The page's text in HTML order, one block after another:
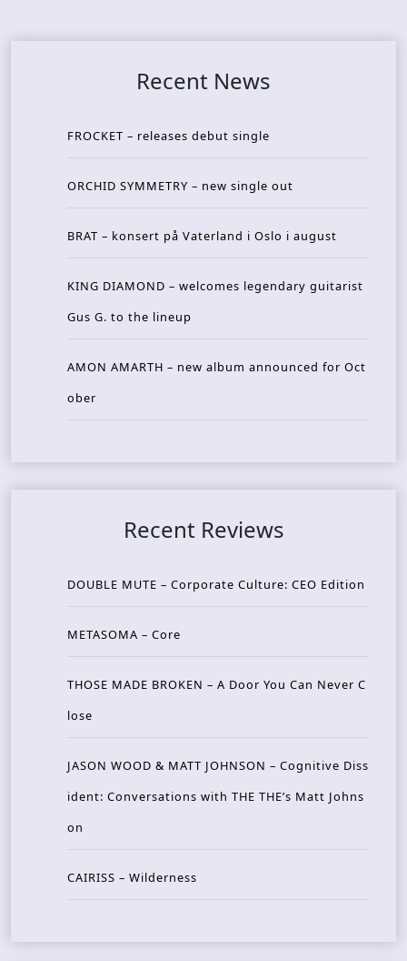
Recent News
FROCKET – releases debut single
ORCHID SYMMETRY – new single out
BRAT – konsert på Vaterland i Oslo i august
KING DIAMOND – welcomes legendary guitarist
Gus G. to the lineup
AMON AMARTH – new album announced for Oct
ober
Recent Reviews
DOUBLE MUTE – Corporate Culture: CEO Edition
METASOMA – Core
THOSE MADE BROKEN – A Door You Can Never C
lose
JASON WOOD & MATT JOHNSON – Cognitive Diss
ident: Conversations with THE THE’s Matt Johns
on
CAIRISS – Wilderness